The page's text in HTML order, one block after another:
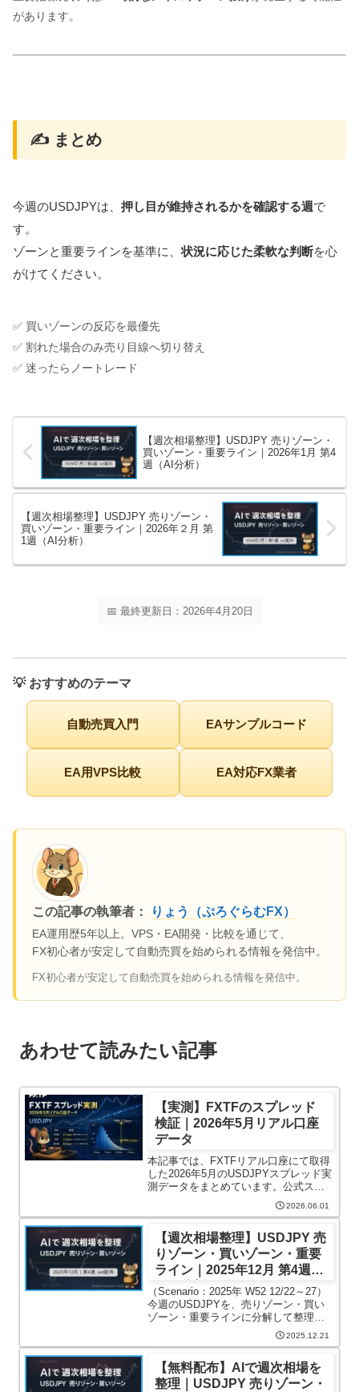
があります。
✍️ まとめ
今週のUSDJPYは、 押し目が維持されるかを確認する週 で
す。
ゾーンと重要ラインを基準に、状況に応じた柔軟な判断を心
がけてください。
✅ 買いゾーンの反応を最優先
✅ 割れた場合のみ売り目線へ切り替え
✅ 迷ったらノートレード
【週次相場整理】USDJPY 売りゾーン・
買いゾーン・重要ライン｜2026年1月 第4
週（AI分析）
【週次相場整理】USDJPY 売りゾーン・
買いゾーン・重要ライン｜2026年２月 第
1週（AI分析）
📅 最終更新日：2026年4月20日
💡 おすすめのテーマ
自動売買入門 EAサンプルコード
EA用VPS比較 EA対応FX業者
この記事の執筆者： りょう（ぷろぐらむFX）
EA運用歴5年以上。VPS・EA開発・比較を通じて、
FX初心者が安定して自動売買を始められる情報を発信中。
FX初心者が安定して自動売買を始められる情報を発信中。
あわせて読みたい記事
【実測】FXTFのスプレッド
検証｜2026年5月リアル口座
データ
本記事では、FXTFリアル口座にて取得
した2026年5月のUSDJPYスプレッド実
測データをまとめています。公式スペ
ック値ではなく、MT4上で1分ごとに自
動記録した実データを集計したもので
す。親記事ではFXTF全体のスプレッド
傾向を整理して...
2026.06.01
【週次相場整理】USDJPY 売
りゾーン・買いゾーン・重要
ライン｜2025年12月 第4週
（AI分析）
（Scenario：2025年 W52 12/22～27）
今週のUSDJPYを、売りゾーン・買い
ゾーン・重要ラインに分解して整理し
ました。本記事はエントリー指示では
なく、「今週どこで判断に迷いやすい
か」「どこを見ればよいか」を整理す
るための...
2025.12.21
【無料配布】AIで週次相場を
整理｜USDJPY 売りゾーン・